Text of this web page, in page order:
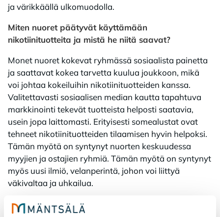
ja värikkäällä ulkomuodolla.
Miten nuoret päätyvät käyttämään
nikotiinituotteita ja mistä he niitä saavat?
Monet nuoret kokevat ryhmässä sosiaalista painetta
ja saattavat kokea tarvetta kuulua joukkoon, mikä
voi johtaa kokeiluihin nikotiinituotteiden kanssa.
Valitettavasti sosiaalisen median kautta tapahtuva
markkinointi tekevät tuotteista helposti saatavia,
usein jopa laittomasti. Erityisesti somealustat ovat
tehneet nikotiinituotteiden tilaamisen hyvin helpoksi.
Tämän myötä on syntynyt nuorten keskuudessa
myyjien ja ostajien ryhmiä. Tämän myötä on syntynyt
myös uusi ilmiö, velanperintä, johon voi liittyä
väkivaltaa ja uhkailua.
Tämä piiloon jäävä alaikäisten välinen kaupankäynti